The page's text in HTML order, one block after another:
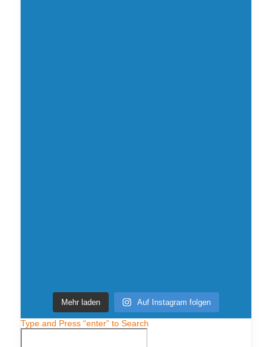
Mehr laden Auf Instagram folgen
Type and Press “enter” to Search